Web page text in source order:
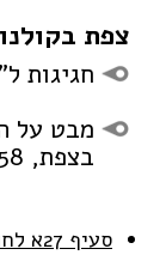
צפת
חגיגות
מבט על
בצפת, 1958
סעיף 27א לחוק זכויות יוצרים תשס